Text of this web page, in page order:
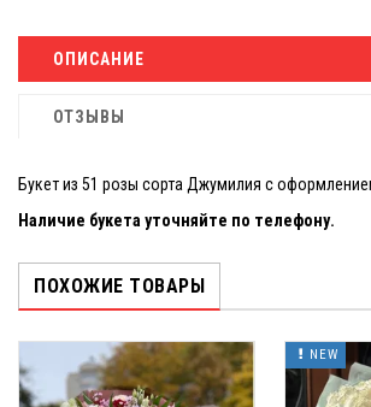
ОПИСАНИЕ
ОТЗЫВЫ
Букет из 51 розы сорта Джумилия с
Наличие букета уточняйте по телефону.
ПОХОЖИЕ ТОВАРЫ
NEW